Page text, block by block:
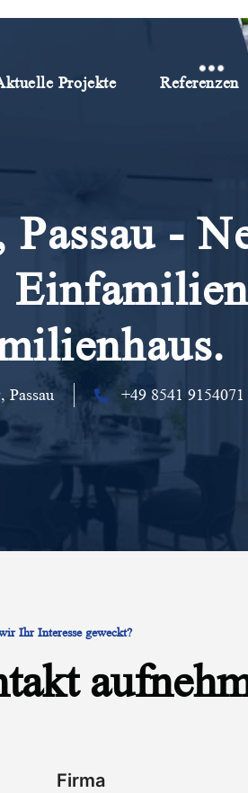
Projekte Referenzen
-
Passau +49 8541 9154071
Ihr Interesse geweckt?
Firma